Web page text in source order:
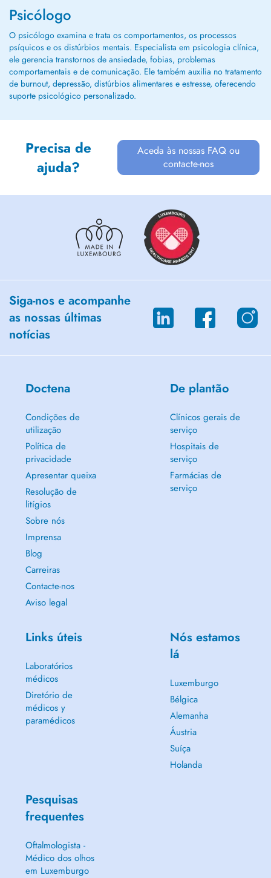
Psicólogo
O psicólogo examina e trata os comportamentos, os processos
psíquicos e os distúrbios mentais. Especialista em psicologia clínica,
ele gerencia transtornos de ansiedade, fobias, problemas
comportamentais e de comunicação. Ele também auxilia no tratamento
de burnout, depressão, distúrbios alimentares e estresse, oferecendo
suporte psicológico personalizado.
Precisa de
ajuda?
Aceda às nossas FAQ ou
contacte-nos
Siga-nos e acompanhe
as nossas últimas
notícias
Doctena
Condições de
utilização
Política de
privacidade
Apresentar queixa
Resolução de
litígios
Sobre nós
Imprensa
Blog
Carreiras
Contacte-nos
Aviso legal
De plantão
Clínicos gerais de
serviço
Hospitais de
serviço
Farmácias de
serviço
Links úteis
Laboratórios
médicos
Diretório de
médicos y
paramédicos
Nós estamos
lá
Luxemburgo
Bélgica
Alemanha
Áustria
Suíça
Holanda
Pesquisas
frequentes
Oftalmologista -
Médico dos olhos
em Luxemburgo